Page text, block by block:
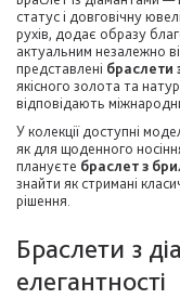
статус і довговічну
рухів, додає образу
актуальним незалежно
представлені браслети
якісного золота та
відповідають
У колекції доступні
як для щоденного
плануєте браслет з
знайти як стримані
рішення.
Браслети з
елегантності